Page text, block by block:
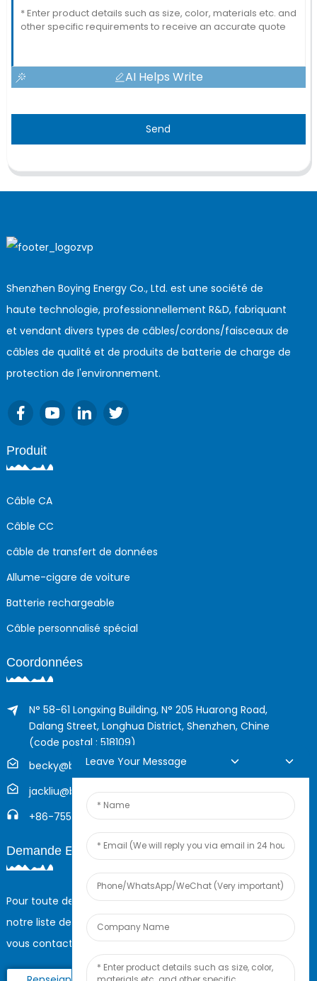
AI Helps Write
Send
Shenzhen Boying Energy Co., Ltd. est une société de
haute technologie, professionnellement R&D, fabriquant
et vendant divers types de câbles/cordons/faisceaux de
câbles de qualité et de produits de batterie de charge de
protection de l'environnement.
Produit
Câble CA
Câble CC
câble de transfert de données
Allume-cigare de voiture
Batterie rechargeable
Câble personnalisé spécial
Coordonnées
N° 58-61 Longxing Building, N° 205 Huarong Road,
Dalang Street, Longhua District, Shenzhen, Chine
(code postal : 518109)
becky@boyingcable.com
jackliu@boyingcable.com
+86-755-21014277
Demande En Ligne
Pour toute demande de renseignements sur nos produits ou
notre liste de prix, veuillez nous laisser votre e-mail et nous
vous contacterons dans les 24 heures.
Leave Your Message